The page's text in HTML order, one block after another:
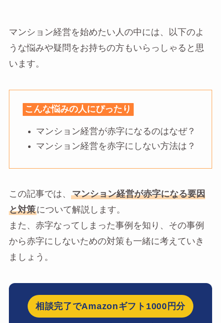
マンション経営を始めたい人の中には、以下のよ
うな悩みや疑問をお持ちの方もいらっしゃると思
います。
こんな悩みの人にぴったり
マンション経営が赤字になるのはなぜ？
マンション経営を赤字にしない方法は？
この記事では、
マンション経営が赤字になる要因
と対策について解説します。
また、赤字なってしまった事例を知り、その事例
から赤字にしないための対策も一緒に考えていき
ましょう。
相談完了でAmazonギフト1000円分